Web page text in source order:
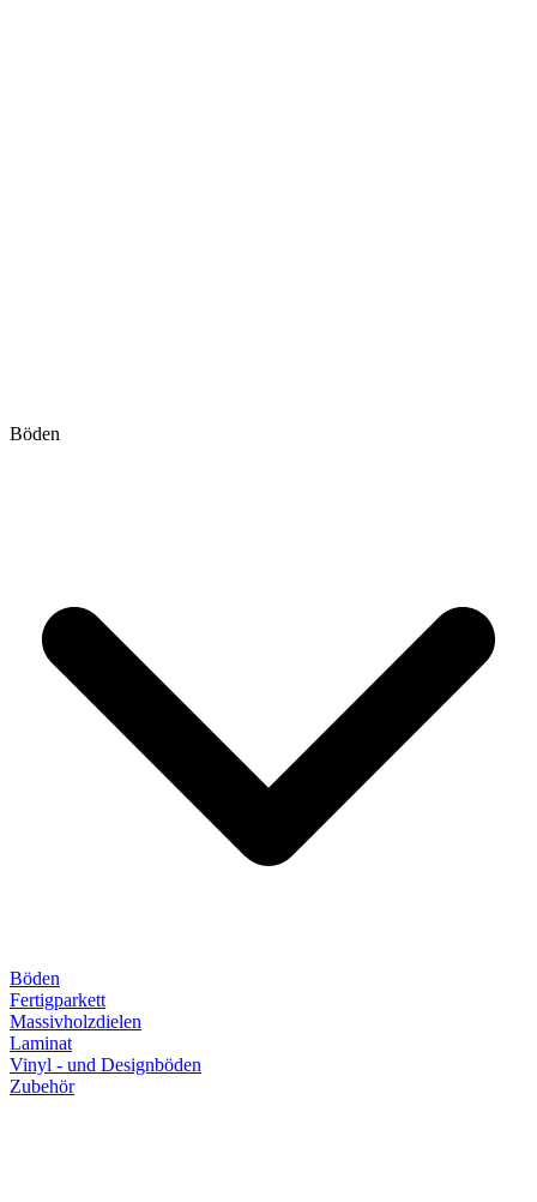
Böden
Böden
Fertigparkett
Massivholzdielen
Laminat
Vinyl - und Designböden
Zubehör